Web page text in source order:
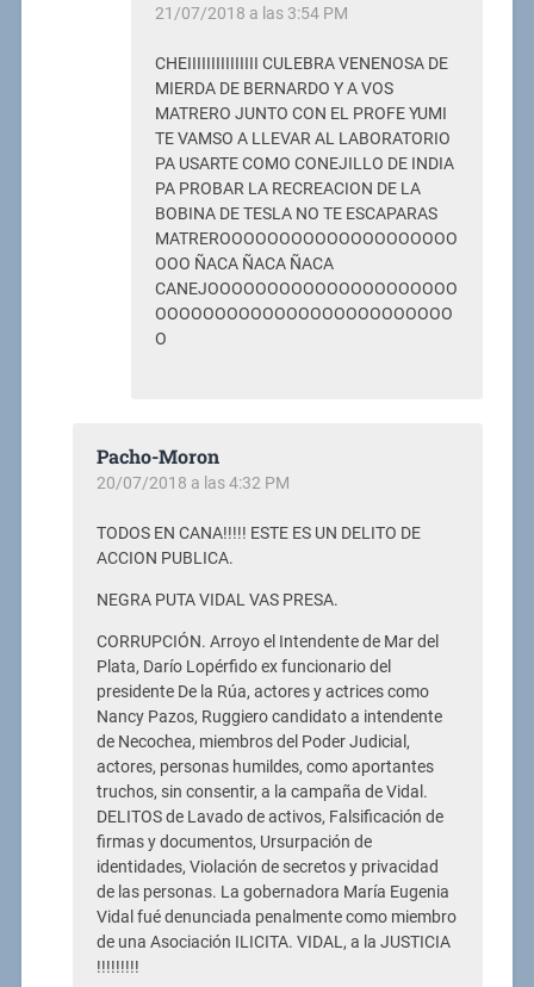
21/07/2018 a las 3:54 PM
CHEIIIIIIIIIIIIIII CULEBRA VENENOSA DE
MIERDA DE BERNARDO Y A VOS
MATRERO JUNTO CON EL PROFE YUMI
TE VAMSO A LLEVAR AL LABORATORIO
PA USARTE COMO CONEJILLO DE INDIA
PA PROBAR LA RECREACION DE LA
BOBINA DE TESLA NO TE ESCAPARAS
MATREROOOOOOOOOOOOOOOOOOOO
OOO ÑACA ÑACA ÑACA
CANEJOOOOOOOOOOOOOOOOOOOOO
OOOOOOOOOOOOOOOOOOOOOOOOO
O
Pacho-Moron
20/07/2018 a las 4:32 PM
TODOS EN CANA!!!!! ESTE ES UN DELITO DE
ACCION PUBLICA.
NEGRA PUTA VIDAL VAS PRESA.
CORRUPCIÓN. Arroyo el Intendente de Mar del
Plata, Darío Lopérfido ex funcionario del
presidente De la Rúa, actores y actrices como
Nancy Pazos, Ruggiero candidato a intendente
de Necochea, miembros del Poder Judicial,
actores, personas humildes, como aportantes
truchos, sin consentir, a la campaña de Vidal.
DELITOS de Lavado de activos, Falsificación de
firmas y documentos, Ursurpación de
identidades, Violación de secretos y privacidad
de las personas. La gobernadora María Eugenia
Vidal fué denunciada penalmente como miembro
de una Asociación ILICITA. VIDAL, a la JUSTICIA
!!!!!!!!!